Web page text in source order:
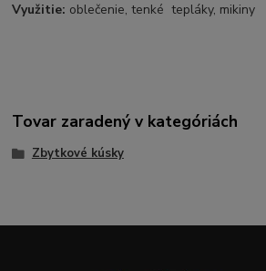
Využitie: oblečenie, tenké tepláky, mikiny
Tovar zaradený v kategóriách
Zbytkové kúsky